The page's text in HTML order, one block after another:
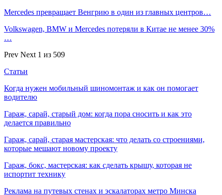
Mercedes превращает Венгрию в один из главных центров…
Volkswagen, BMW и Mercedes потеряли в Китае не менее 30%
…
Prev Next 1 из 509
Статьи
Когда нужен мобильный шиномонтаж и как он помогает
водителю
Гараж, сарай, старый дом: когда пора сносить и как это
делается правильно
Гараж, сарай, старая мастерская: что делать со строениями,
которые мешают новому проекту
Гараж, бокс, мастерская: как сделать крышу, которая не
испортит технику
Реклама на путевых стенах и эскалаторах метро Минска